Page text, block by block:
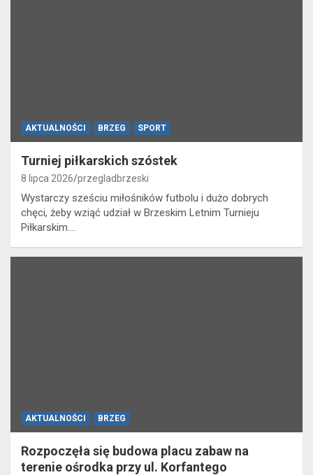
AKTUALNOŚCI BRZEG SPORT
Turniej piłkarskich szóstek
8 lipca 2026 przegladbrzeski
Wystarczy sześciu miłośników futbolu i dużo dobrych
chęci, żeby wziąć udział w Brzeskim Letnim Turnieju
Piłkarskim.…
AKTUALNOŚCI BRZEG
Rozpoczęła się budowa placu zabaw na
terenie ośrodka przy ul. Korfantego